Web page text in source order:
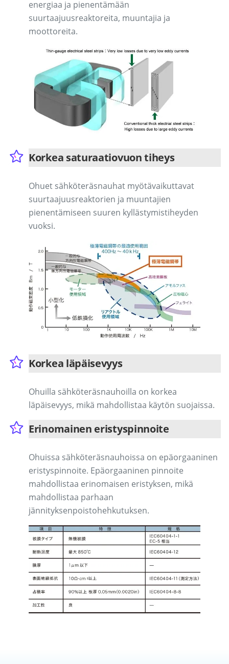
energiaa ja pienentämään
suurtaajuusreaktoreita, muuntajia ja
moottoreita.
Korkea saturaatiovuon tiheys
Ohuet sähköteräsnauhat myötävaikuttavat
suurtaajuusreaktorien ja muuntajien
pienentämiseen suuren kyllästymistiheyden
vuoksi.
Korkea läpäisevyys
Ohuilla sähköteräsnauhoilla on korkea
läpäisevyys, mikä mahdollistaa käytön suojaissa.
Erinomainen eristyspinnoite
Ohuissa sähköteräsnauhoissa on epäorgaaninen
eristyspinnoite. Epäorgaaninen pinnoite
mahdollistaa erinomaisen eristyksen, mikä
mahdollistaa parhaan
jännityksenpoistohehkutuksen.